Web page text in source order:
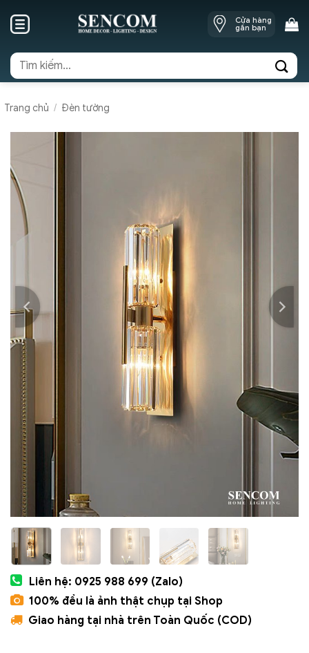
Cửa hàng
gần bạn
Tìm
kiếm:
Trang chủ / Đèn tường
Liên hệ: 0925 988 699 (Zalo)
100% đều là ảnh thật chụp tại Shop
Giao hàng tại nhà trên Toàn Quốc (COD)